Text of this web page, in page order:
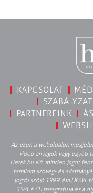
KAPCSOLAT
PARTNEREINK
Az ezen a weboldalon
video anyagok vagy egyéb
Hetek.hu Kft. minden jogot
tartalom szöveg- és
jogról szóló 1999. évi LXXVI.
35/A. § (1) paragrafusa és a